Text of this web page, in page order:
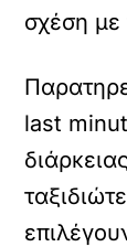
σχέση με
last